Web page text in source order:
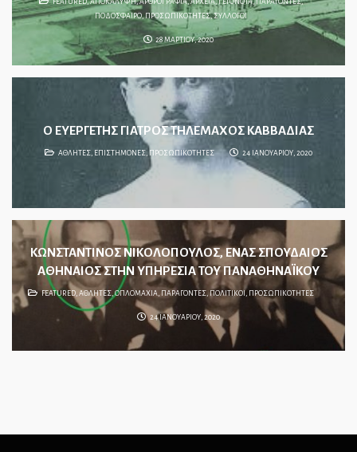
ΠΟΔΟΣΦΑΙΡΟ,ΠΡΟΣΩΠΙΚΟΤΗΤΕΣ,ΣΥΛΛΟΓΟΙ
28 ΜΑΡΤΙΟΥ, 2020
Ο ΕΥΕΡΓΕΤΗΣ ΓΙΑΤΡΟΣ ΤΗΛΕΜΑΧΟΣ ΚΑΒΒΑΔΙΑΣ
ΑΘΛΗΤΕΣ, ΕΠΙΣΤΗΜΟΝΕΣ, ΠΡΟΣΩΠΙΚΟΤΗΤΕΣ 24 ΙΑΝΟΥΑΡΙΟΥ, 2020
ΚΩΝΣΤΑΝΤΙΝΟΣ ΝΙΚΟΛΟΠΟΥΛΟΣ, ΕΝΑΣ ΣΠΟΥΔΑΙΟΣ
ΑΘΗΝΑΙΟΣ ΣΤΗΝ ΥΠΗΡΕΣΙΑ ΤΟΥ ΠΑΝΑΘΗΝΑΪΚΟΥ
FEATURED, ΑΘΛΗΤΕΣ,ΟΠΛΟΜΑΧΙΑ ΠΑΡΑΓΟΝΤΕΣ, ΠΟΛΙΤΙΚΟΙ, ΠΡΟΣΩΠΙΚΟΤΗΤΕΣ
24 ΙΑΝΟΥΑΡΙΟΥ, 2020